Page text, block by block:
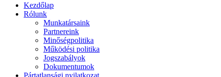
Kezdőlap
Rólunk
Munkatársaink
Partnereink
Minőségpolitika
Működési politika
Jogszabályok
Dokumentumok
Pártatlansági nyilatkozat